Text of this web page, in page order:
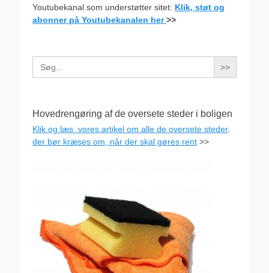
Youtubekanal som understøtter sitet: Klik, støt og
abonner på Youtubekanalen her>>
Search
for:
Hovedrengøring af de oversete steder i boligen
Klik og læs vores artikel om alle de oversete steder,
der bør kræses om, når der skal gøres rent >>